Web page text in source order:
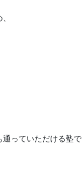
っていただける塾で